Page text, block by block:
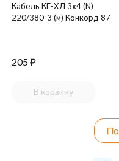
Кабель КГ-ХЛ 3х4 (N)
220/380-3 (м) Конкорд 87
205₽
В корзину